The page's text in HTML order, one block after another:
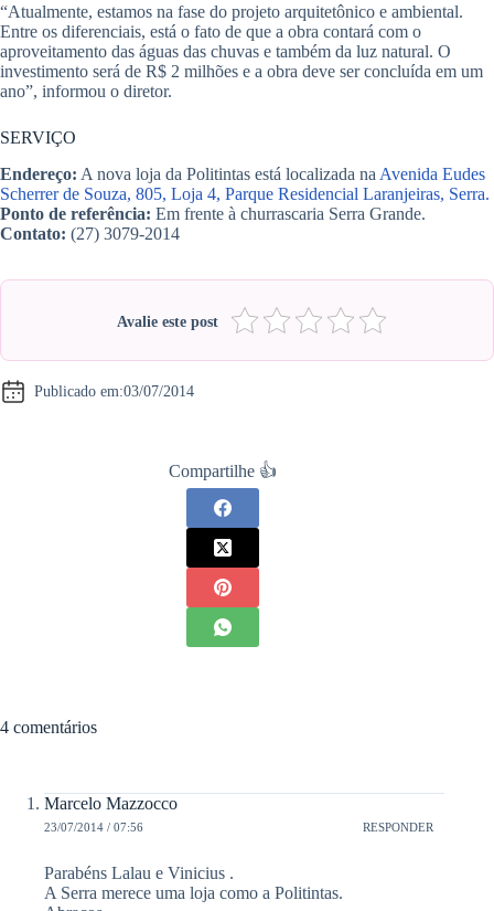
“Atualmente, estamos na fase do projeto arquitetônico e ambiental.
Entre os diferenciais, está o fato de que a obra contará com o
aproveitamento das águas das chuvas e também da luz natural. O
investimento será de R$ 2 milhões e a obra deve ser concluída em um
ano”, informou o diretor.
SERVIÇO
Endereço: A nova loja da Politintas está localizada na Avenida Eudes
Scherrer de Souza, 805, Loja 4, Parque Residencial Laranjeiras, Serra.
Ponto de referência: Em frente à churrascaria Serra Grande.
Contato: (27) 3079-2014
Avalie este post
Publicado em:03/07/2014
Compartilhe 👍
4 comentários
Marcelo Mazzocco
23/07/2014 / 07:56 RESPONDER
Parabéns Lalau e Vinicius .
A Serra merece uma loja como a Politintas.